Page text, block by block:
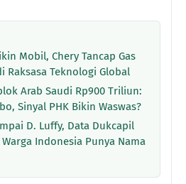
Mobil, Chery Tancap Gas
Raksasa Teknologi Global
Arab Saudi Rp900 Triliun:
Sinyal PHK Bikin Waswas?
D. Luffy, Data Dukcapil
Indonesia Punya Nama